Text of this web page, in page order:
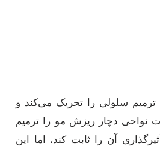
و ترمیم سلولی را تحریک می‌کند و
نواحی دچار ریزش مو را ترمیم
آن را ثابت کند، اما این